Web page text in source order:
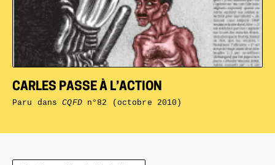
CARLES PASSE À L’ACTION
Paru dansCQFDn°82 (octobre 2010)